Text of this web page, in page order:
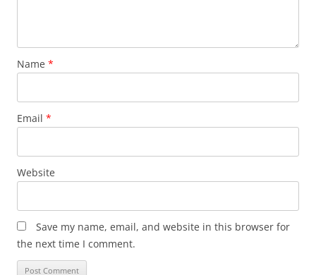
Name *
Email *
Website
Save my name, email, and website in this browser for
the next time I comment.